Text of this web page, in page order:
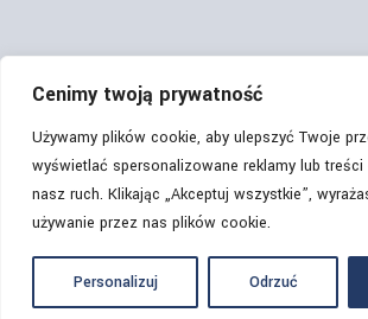
Cenimy twoją prywatność
Używamy plików cookie, aby ulepszyć Twoje
wyświetlać spersonalizowane reklamy lub
nasz ruch. Klikając „Akceptuj wszystkie”,
używanie przez nas plików cookie.
Personalizuj Odrzuć
OBSERWUJ NAS:
© Copyrights 2026 | Neopak Sp. z o.o. |
zastrzeżone.